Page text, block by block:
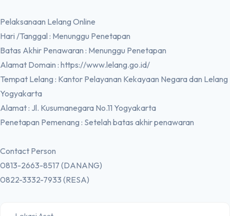
Pelaksanaan Lelang Online
Hari /Tanggal : Menunggu Penetapan
Batas Akhir Penawaran : Menunggu Penetapan
Alamat Domain : https://www.lelang.go.id/
Tempat Lelang : Kantor Pelayanan Kekayaan Negara dan Lelang
Yogyakarta
Alamat : Jl. Kusumanegara No.11 Yogyakarta
Penetapan Pemenang : Setelah batas akhir penawaran
Contact Person
0813-2663-8517 (DANANG)
0822-3332-7933 (RESA)